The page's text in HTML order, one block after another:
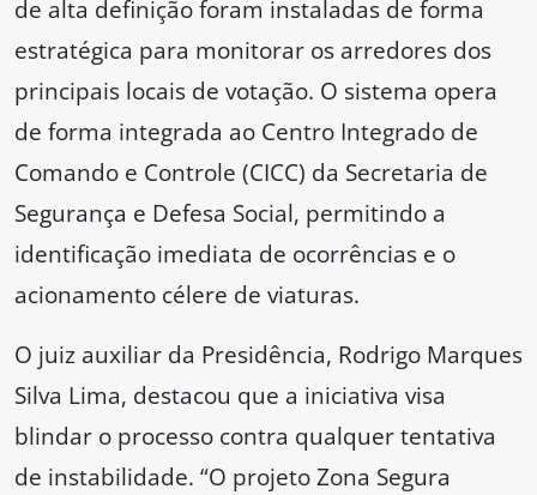
de alta definição foram instaladas de forma
estratégica para monitorar os arredores dos
principais locais de votação. O sistema opera
de forma integrada ao Centro Integrado de
Comando e Controle (CICC) da Secretaria de
Segurança e Defesa Social, permitindo a
identificação imediata de ocorrências e o
acionamento célere de viaturas.
O juiz auxiliar da Presidência, Rodrigo Marques
Silva Lima, destacou que a iniciativa visa
blindar o processo contra qualquer tentativa
de instabilidade. “O projeto Zona Segura